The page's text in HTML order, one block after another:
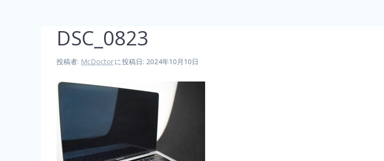
DSC_0823
投稿者: McDoctorに投稿日: 2024年10月10日